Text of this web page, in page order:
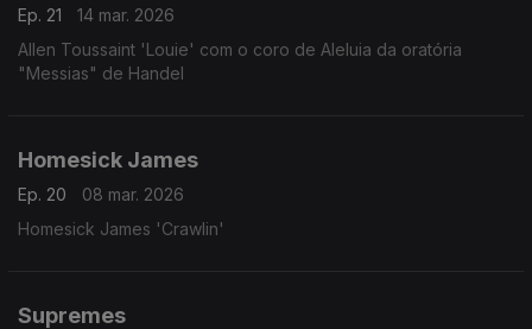
Ep. 21
14 mar. 2026
Allen Toussaint 'Louie' com o coro de Aleluia da oratória
"Messias" de Handel
Homesick James
Ep. 20
08 mar. 2026
Homesick James 'Crawlin'
Supremes